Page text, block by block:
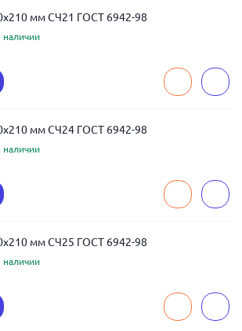
мм СЧ21 ГОСТ 6942-98
наличии
мм СЧ24 ГОСТ 6942-98
наличии
мм СЧ25 ГОСТ 6942-98
наличии